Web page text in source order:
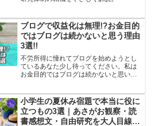
ブログで収益化は無理!?お金目的
ではブログは続かないと思う理由
3選!!
不労所得に憧れてブログを始めようとし
ているあなた少し待ってください。私は
お金目的ではブログは続かないと思いま
小学生の夏休み宿題で本当に役に
立つもの3選｜あさがお観察・読
書感想文・自由研究を大人目線で